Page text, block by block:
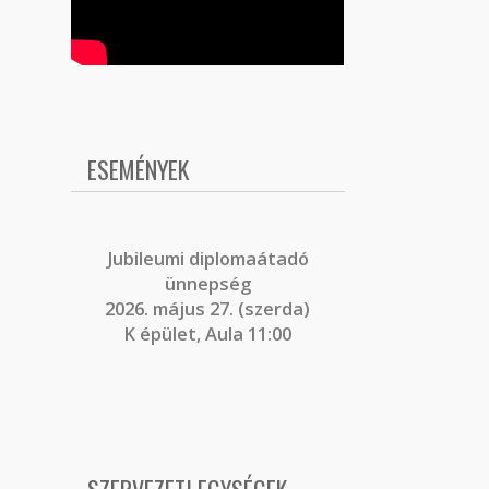
ESEMÉNYEK
Jubileumi diplomaátadó
ünnepség
2026. május 27. (szerda)
K épület, Aula 11:00